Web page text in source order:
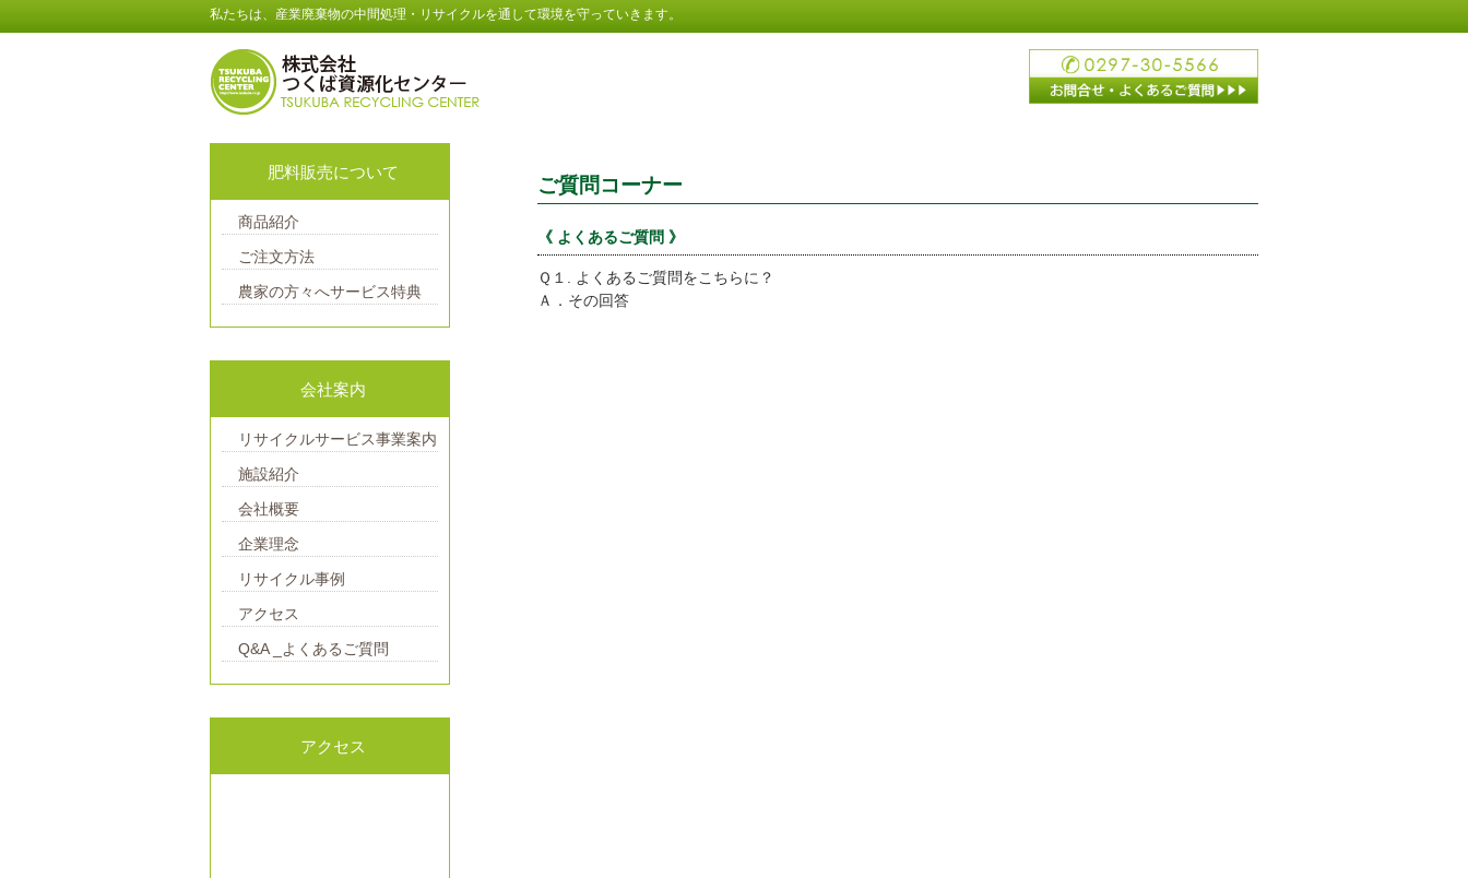
私たちは、産業廃棄物の中間処理・リサイクルを通して環境を守っていきます。
ご質問コーナー
《 よくあるご質問 》
Ｑ１. よくあるご質問をこちらに？
Ａ． その回答
肥料販売について
商品紹介
ご注文方法
農家の方々へサービス特典
会社案内
リサイクルサービス事業案内
施設紹介
会社概要
企業理念
リサイクル事例
アクセス
Q&A _よくあるご質問
アクセス